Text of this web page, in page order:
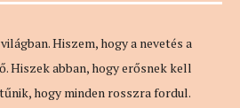
Hiszem, hogy a nevetés a
Hiszek abban, hogy erősnek kell
hogy minden rosszra fordul.